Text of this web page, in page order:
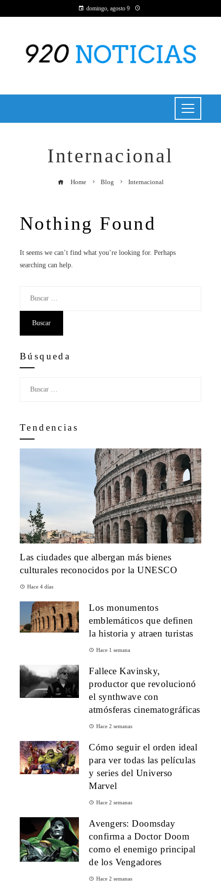
domingo, agosto 9
Internacional
Home Blog Internacional
Nothing Found
It seems we can’t find what you’re looking for. Perhaps
searching can help.
Búsqueda
Tendencias
Las ciudades que albergan más bienes
culturales reconocidos por la UNESCO
Hace 4 días
Los monumentos
emblemáticos que definen
la historia y atraen turistas
Hace 1 semana
Fallece Kavinsky,
productor que revolucionó
el synthwave con
atmósferas cinematográficas
Hace 2 semanas
Cómo seguir el orden ideal
para ver todas las películas
y series del Universo
Marvel
Hace 2 semanas
Avengers: Doomsday
confirma a Doctor Doom
como el enemigo principal
de los Vengadores
Hace 2 semanas